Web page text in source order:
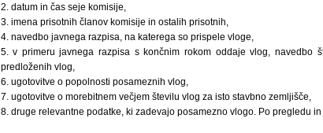
2. datum in čas seje komisije,
3. imena prisotnih članov komisije in ostalih prisotnih,
4. navedbo javnega razpisa, na katerega so prispele vloge,
5. v primeru javnega razpisa s končnim rokom oddaje vlog, navedbo
predloženih vlog,
6. ugotovitve o popolnosti posameznih vlog,
7. ugotovitve o morebitnem večjem številu vlog za isto stavbno zemljišče,
8. druge relevantne podatke, ki zadevajo posamezno vlogo. Po pregledu